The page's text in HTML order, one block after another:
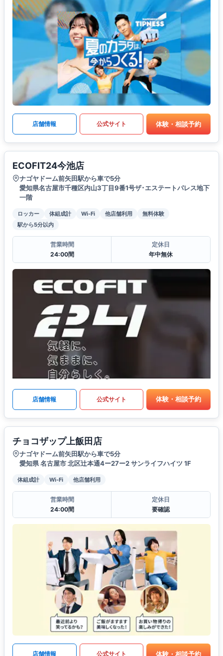
店舗情報 公式サイト 体験・相談予約
ECOFIT24今池店
ナゴヤドーム前矢田駅から車で5分
愛知県名古屋市千種区内山3丁目9番1号ザ･エステートパレス地下
一階
ロッカー 体組成計 Wi-Fi 他店舗利用
無料体験
駅から5分以内
営業時間
24:00間
定休日
年中無休
店舗情報 公式サイト 体験・相談予約
チョコザップ上飯田店
ナゴヤドーム前矢田駅から車で5分
愛知県 名古屋市 北区辻本通4ー27ー2 サンライフハイツ 1F
体組成計 Wi-Fi 他店舗利用
営業時間
24:00間
定休日
要確認
店舗情報 公式サイト 体験・相談予約